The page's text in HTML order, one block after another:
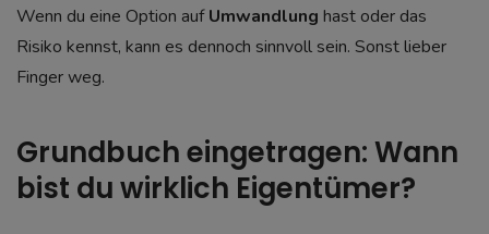
Wenn du eine Option aufUmwandlung hast oder das
Risiko kennst, kann es dennoch sinnvoll sein. Sonst lieber
Finger weg.
Grundbuch eingetragen: Wann
bist du wirklich Eigentümer?